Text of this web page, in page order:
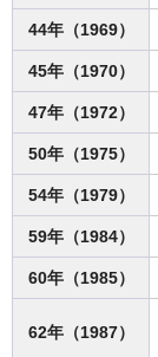
44年（1969）
45年（1970）
47年（1972）
50年（1975）
54年（1979）
59年（1984）
60年（1985）
62年（1987）